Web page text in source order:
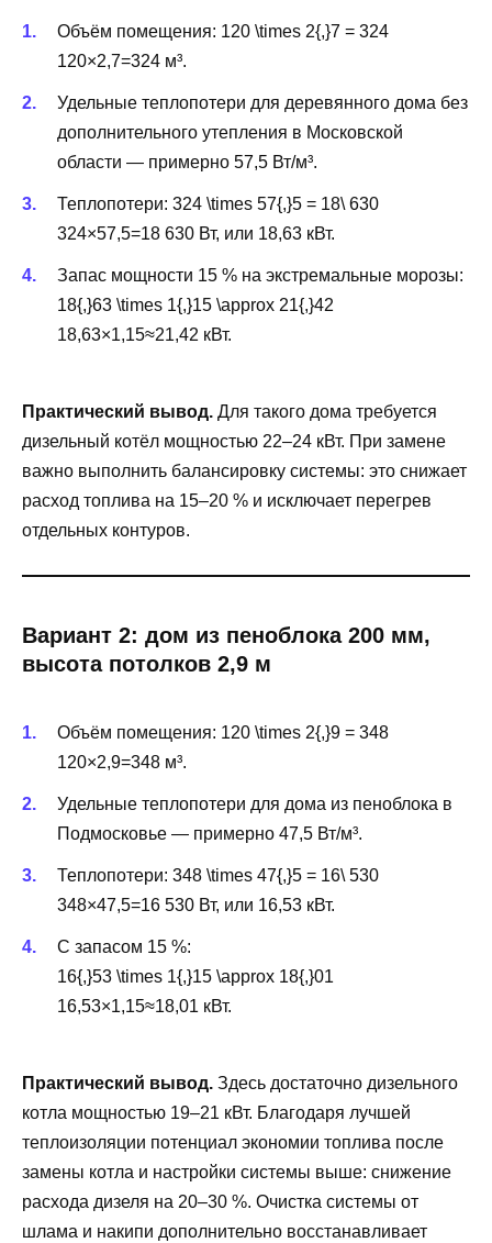
Объём помещения: 120 \times 2{,}7 = 324
120×2,7=324 м³.
Удельные теплопотери для деревянного дома без
дополнительного утепления в Московской
области — примерно 57,5 Вт/м³.
Теплопотери: 324 \times 57{,}5 = 18\ 630
324×57,5=18 630 Вт, или 18,63 кВт.
Запас мощности 15 % на экстремальные морозы:
18{,}63 \times 1{,}15 \approx 21{,}42
18,63×1,15≈21,42 кВт.
Практический вывод. Для такого дома требуется
дизельный котёл мощностью 22–24 кВт. При замене
важно выполнить балансировку системы: это снижает
расход топлива на 15–20 % и исключает перегрев
отдельных контуров.
Вариант 2: дом из пеноблока 200 мм,
высота потолков 2,9 м
Объём помещения: 120 \times 2{,}9 = 348
120×2,9=348 м³.
Удельные теплопотери для дома из пеноблока в
Подмосковье — примерно 47,5 Вт/м³.
Теплопотери: 348 \times 47{,}5 = 16\ 530
348×47,5=16 530 Вт, или 16,53 кВт.
С запасом 15 %:
16{,}53 \times 1{,}15 \approx 18{,}01
16,53×1,15≈18,01 кВт.
Практический вывод. Здесь достаточно дизельного
котла мощностью 19–21 кВт. Благодаря лучшей
теплоизоляции потенциал экономии топлива после
замены котла и настройки системы выше: снижение
расхода дизеля на 20–30 %. Очистка системы от
шлама и накипи дополнительно восстанавливает